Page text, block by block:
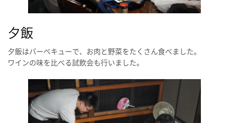
夕飯
夕飯はバーベキューで、お肉と野菜をたくさん食べました。
ワインの味を比べる試飲会も行いました。